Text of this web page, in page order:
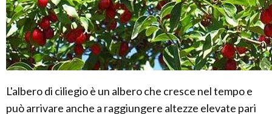
L'albero di ciliegio è un albero che cresce nel tempo e
può arrivare anche a raggiungere altezze elevate pari